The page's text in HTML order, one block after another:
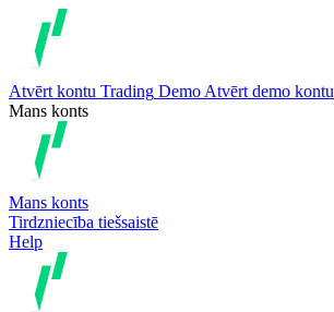
Atvērt kontu Trading Demo Atvērt demo kontu
Mans konts
Mans konts
Tirdzniecība tiešsaistē
Help